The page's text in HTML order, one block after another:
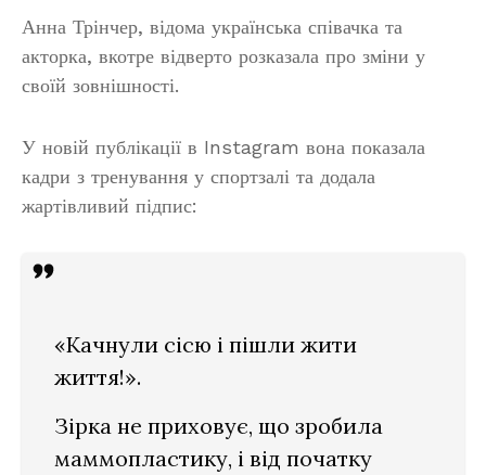
Анна Трінчер, відома українська співачка та
акторка, вкотре відверто розказала про зміни у
своїй зовнішності.
У новій публікації в Instagram вона показала
кадри з тренування у спортзалі та додала
жартівливий підпис:
«Качнули сісю і пішли жити
життя!».
Зірка не приховує, що зробила
маммопластику, і від початку